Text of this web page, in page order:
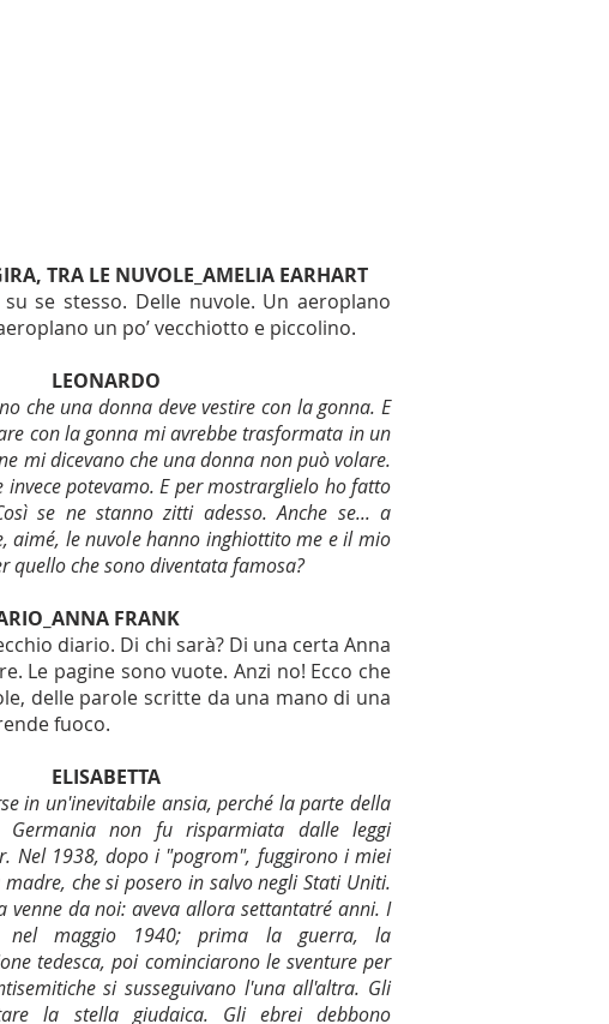
TRA LE NUVOLE_AMELIA EARHART
se stesso. Delle nuvole. Un aeroplano
un po’ vecchiotto e piccolino.
LEONARDO
che una donna deve vestire con la gonna. E
con la gonna mi avrebbe trasformata in un
mi dicevano che una donna non può volare.
invece potevamo. E per mostrarglielo ho fatto
se ne stanno zitti adesso. Anche se... a
aimé, le nuvole hanno inghiottito me e il mio
quello che sono diventata famosa?
FRANK
diario. Di chi sarà? Di una certa Anna
Le pagine sono vuote. Anzi no! Ecco che
delle parole scritte da una mano di una
fuoco.
ELISABETTA
in un'inevitabile ansia, perché la parte della
non fu risparmiata dalle leggi
Nel 1938, dopo i "pogrom", fuggirono i miei
che si posero in salvo negli Stati Uniti.
venne da noi: aveva allora settantatré anni. I
nel maggio 1940; prima la guerra, la
tedesca, poi cominciarono le sventure per
si susseguivano l'una all'altra. Gli
la stella giudaica. Gli ebrei debbono